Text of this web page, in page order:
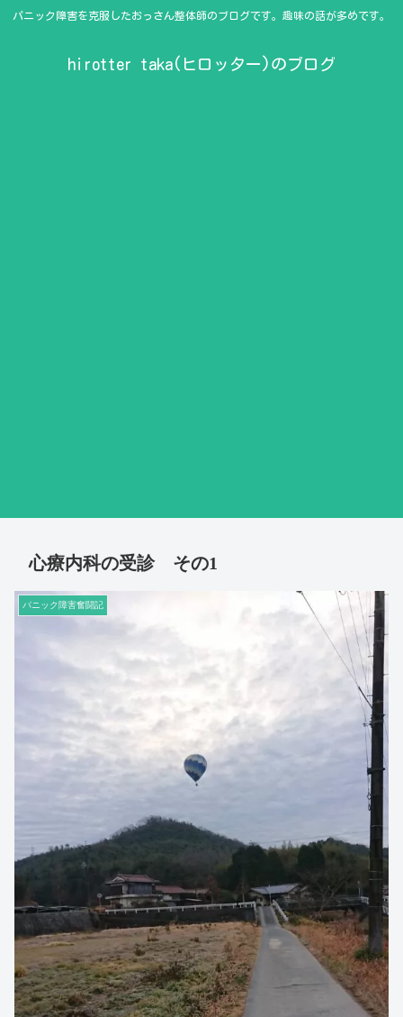
パニック障害を克服したおっさん整体師のブログです。趣味の話が多めです。
hirotter taka(ヒロッター)のブログ
心療内科の受診 その1
パニック障害奮闘記